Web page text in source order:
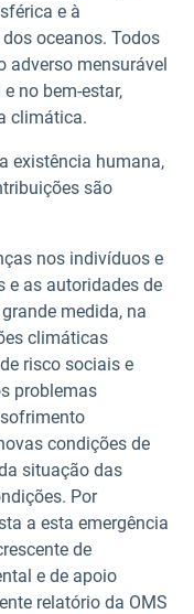
e à
oceanos. Todos
adverso mensurável
no bem-estar,
climática.
existência humana,
são
nos indivíduos e
e as autoridades de
medida, na
climáticas
risco sociais e
problemas
condições de
situação das
Por
a esta emergência
de
e de apoio
relatório da OMS